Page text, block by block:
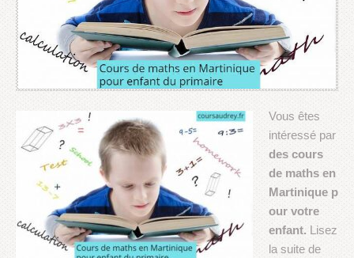
Vous êtes
intéressé par
des cours
de maths en
Martinique p
our votre
enfant. Lisez
la suite de